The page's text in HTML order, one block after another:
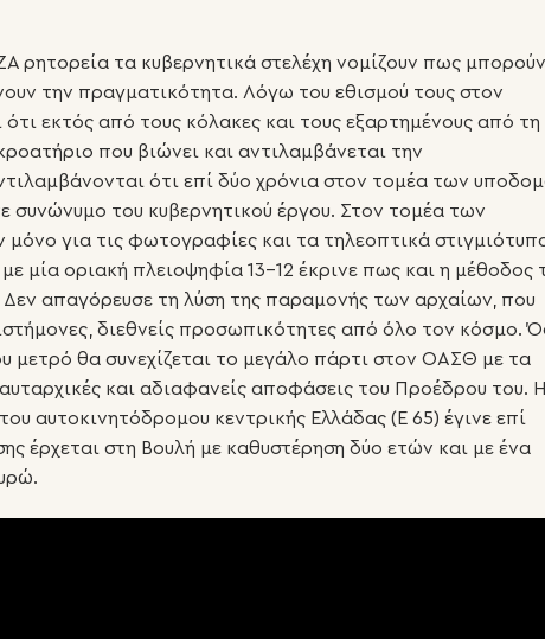
ρητορεία τα κυβερνητικά στελέχη νομίζουν πως μπορούν
την πραγματικότητα. Λόγω του εθισμού τους στον
εκτός από τους κόλακες και τους εξαρτημένους από τη
που βιώνει και αντιλαμβάνεται την
ότι επί δύο χρόνια στον τομέα των
συνώνυμο του κυβερνητικού έργου. Στον τομέα των
για τις φωτογραφίες και τα τηλεοπτικά
μία οριακή πλειοψηφία 13-12 έκρινε πως και η μέθοδος
απαγόρευσε τη λύση της παραμονής των αρχαίων, που
διεθνείς προσωπικότητες από όλο τον κόσμο.
μετρό θα συνεχίζεται το μεγάλο πάρτι στον ΟΑΣΘ με τα
αυταρχικές και αδιαφανείς αποφάσεις του Προέδρου του. Η
αυτοκινητόδρομου κεντρικής Ελλάδας (Ε 65) έγινε επί
έρχεται στη Βουλή με καθυστέρηση δύο ετών και με ένα